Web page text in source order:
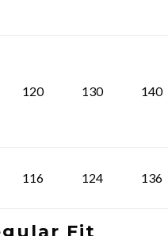
120 130 140
116 124 136
Fit